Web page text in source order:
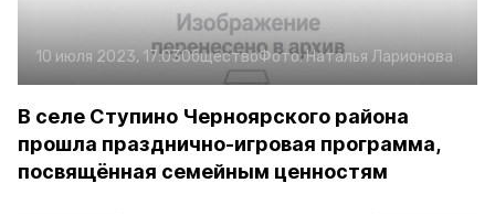
10 июля 2023, 17:03ОбществоФото:Наталья Ларионова
В селе Ступино Черноярского района
прошла празднично-игровая программа,
посвящённая семейным ценностям